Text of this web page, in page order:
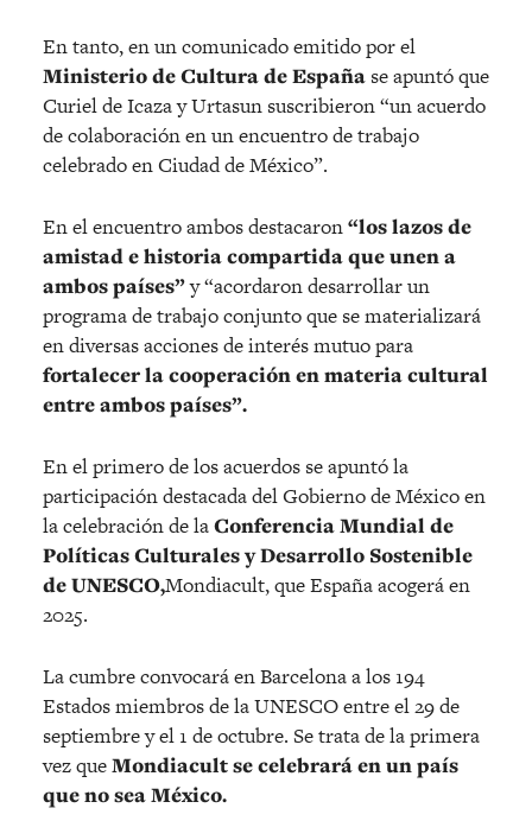
En tanto, en un comunicado emitido por el
Ministerio de Cultura de Españase apuntó que
Curiel de Icaza y Urtasun suscribieron “un acuerdo
de colaboración en un encuentro de trabajo
celebrado en Ciudad de México”.
En el encuentro ambos destacaron“los lazos de
amistad e historia compartida que unen a
ambos países”y “acordaron desarrollar un
programa de trabajo conjunto que se materializará
en diversas acciones de interés mutuo para
fortalecer la cooperación en materia cultural
entre ambos países”.
En el primero de los acuerdos se apuntó la
participación destacada del Gobierno de México en
la celebración de laConferencia Mundial de
Políticas Culturales y Desarrollo Sostenible
de UNESCO,Mondiacult, que España acogerá en
2025.
La cumbre convocará en Barcelona a los 194
Estados miembros de la UNESCO entre el 29 de
septiembre y el 1 de octubre. Se trata de la primera
vez queMondiacult se celebrará en un país
que no sea México.